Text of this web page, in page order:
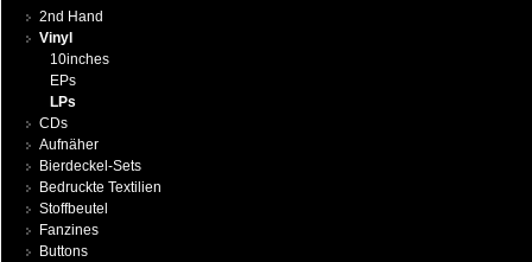
2nd Hand
Vinyl
10inches
EPs
LPs
CDs
Aufnäher
Bierdeckel-Sets
Bedruckte Textilien
Stoffbeutel
Fanzines
Buttons